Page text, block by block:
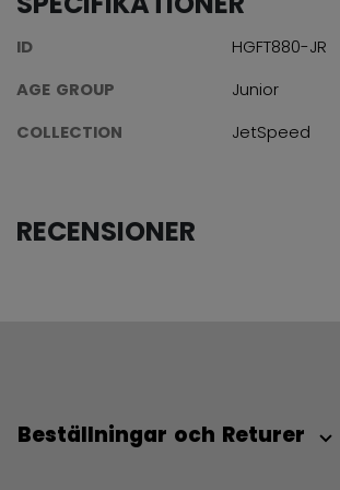
ID
HGFT880-JR
AGE GROUP
Junior
COLLECTION
JetSpeed
RECENSIONER
Beställningar och Returer